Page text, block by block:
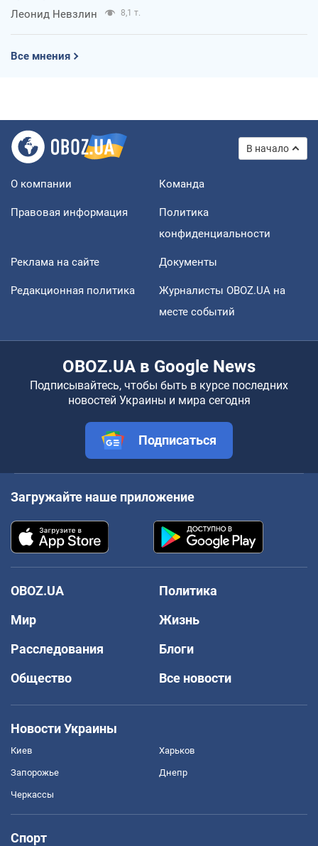
Леонид Невзлин 8,1 т.
Все мнения
В начало
О компании Команда
Правовая информация
Политика
конфиденциальности
Реклама на сайте Документы
Редакционная политика
Журналисты OBOZ.UA на
месте событий
OBOZ.UA в Google News
Подписывайтесь, чтобы быть в курсе последних
новостей Украины и мира сегодня
Подписаться
Загружайте наше приложение
OBOZ.UA
Политика
Мир
Жизнь
Расследования
Блоги
Общество
Все новости
Новости Украины
Киев Харьков
Запорожье Днепр
Черкассы
Спорт